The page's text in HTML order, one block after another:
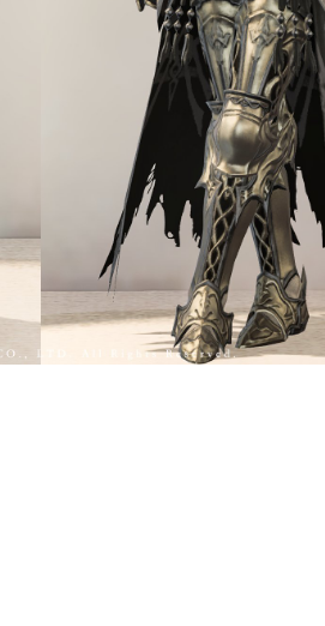
七分袖
八分袖
東方風デザイン
イシュガルド風デザイン